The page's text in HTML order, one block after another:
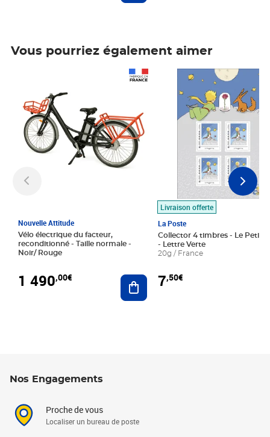
Vous pourriez également aimer
Nouvelle Attitude
Vélo électrique du facteur,
reconditionné - Taille normale -
Noir/ Rouge
1 490,00€ Ajouter au panier
Livraison offerte
La Poste
Collector 4 timbres - Le Petit
- Lettre Verte
20g / France
7,50€
Prix 7,50€
Nos Engagements
Proche de vous
Localiser un bureau de poste